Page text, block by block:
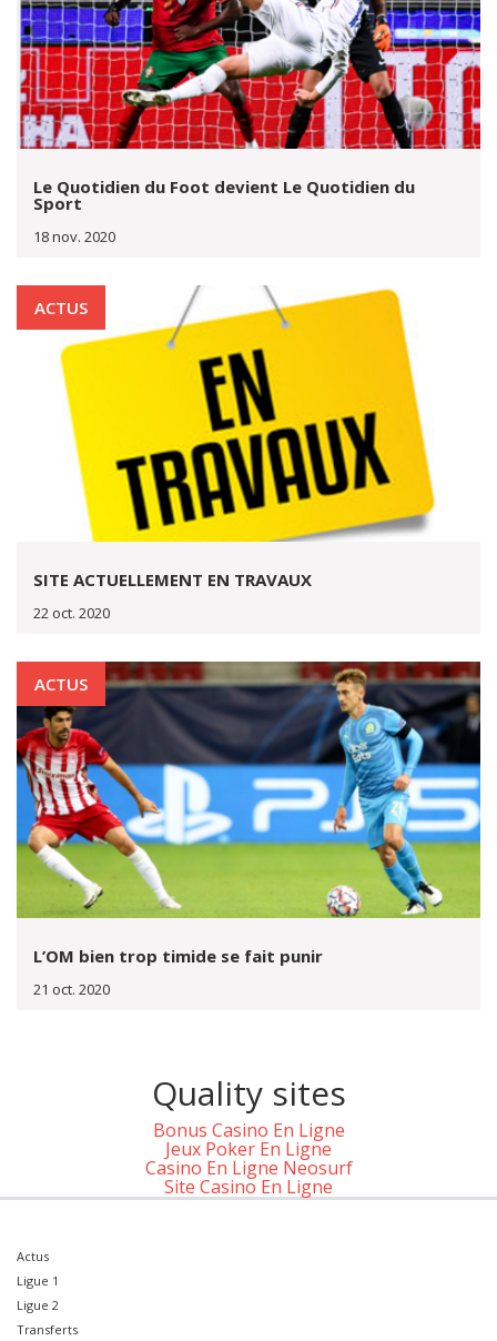
Le Quotidien du Foot devient Le Quotidien du
Sport
18 nov. 2020
ACTUS
SITE ACTUELLEMENT EN TRAVAUX
22 oct. 2020
ACTUS
L’OM bien trop timide se fait punir
21 oct. 2020
Quality sites
Bonus Casino En Ligne
Jeux Poker En Ligne
Casino En Ligne Neosurf
Site Casino En Ligne
Actus
Ligue 1
Ligue 2
Transferts